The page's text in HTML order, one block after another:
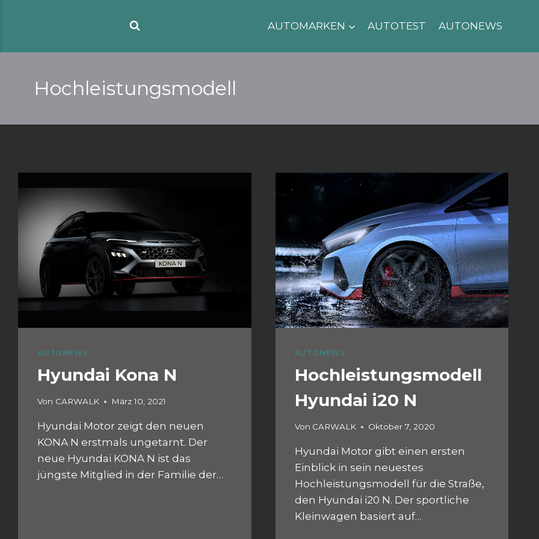
AUTOMARKEN AUTOTEST AUTONEWS
Hochleistungsmodell
AUTONEWS
Hyundai Kona N
Von CARWALK März 10, 2021
Hyundai Motor zeigt den neuen
KONA N erstmals ungetarnt. Der
neue Hyundai KONA N ist das
jüngste Mitglied in der Familie der…
AUTONEWS
Hochleistungsmodell
Hyundai i20 N
Von CARWALK Oktober 7, 2020
Hyundai Motor gibt einen ersten
Einblick in sein neuestes
Hochleistungsmodell für die Straße,
den Hyundai i20 N. Der sportliche
Kleinwagen basiert auf…